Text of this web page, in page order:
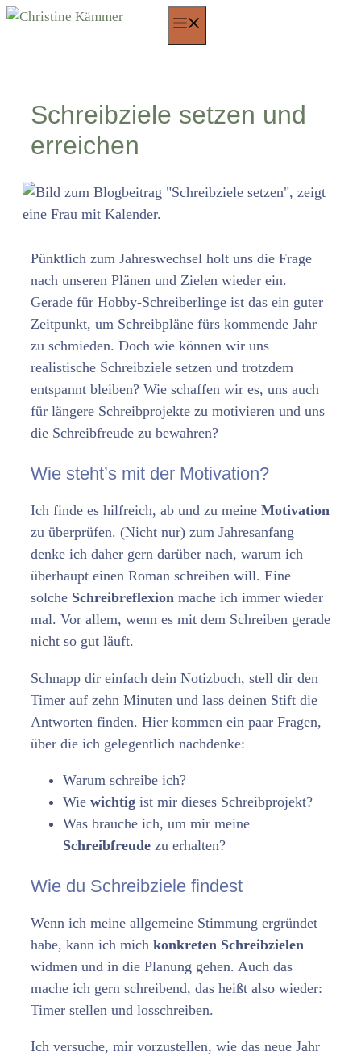
Zum
Schreibziele setzen und
erreichen
Pünktlich zum Jahreswechsel holt uns die Frage
nach unseren Plänen und Zielen wieder ein.
Gerade für Hobby-Schreiberlinge ist das ein guter
Zeitpunkt, um Schreibpläne fürs kommende Jahr
zu schmieden. Doch wie können wir uns
realistische Schreibziele setzen und trotzdem
entspannt bleiben? Wie schaffen wir es, uns auch
für längere Schreibprojekte zu motivieren und uns
die Schreibfreude zu bewahren?
Wie steht’s mit der Motivation?
Ich finde es hilfreich, ab und zu meine Motivation
zu überprüfen. (Nicht nur) zum Jahresanfang
denke ich daher gern darüber nach, warum ich
überhaupt einen Roman schreiben will. Eine
solche Schreibreflexion mache ich immer wieder
mal. Vor allem, wenn es mit dem Schreiben gerade
nicht so gut läuft.
Schnapp dir einfach dein Notizbuch, stell dir den
Timer auf zehn Minuten und lass deinen Stift die
Antworten finden. Hier kommen ein paar Fragen,
über die ich gelegentlich nachdenke:
Warum schreibe ich?
Wie wichtig ist mir dieses Schreibprojekt?
Was brauche ich, um mir meine
Schreibfreude zu erhalten?
Wie du Schreibziele findest
Wenn ich meine allgemeine Stimmung ergründet
habe, kann ich mich konkreten Schreibzielen
widmen und in die Planung gehen. Auch das
mache ich gern schreibend, das heißt also wieder:
Timer stellen und losschreiben.
Ich versuche, mir vorzustellen, wie das neue Jahr